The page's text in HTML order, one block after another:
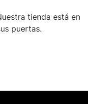
tienda está en
puertas.